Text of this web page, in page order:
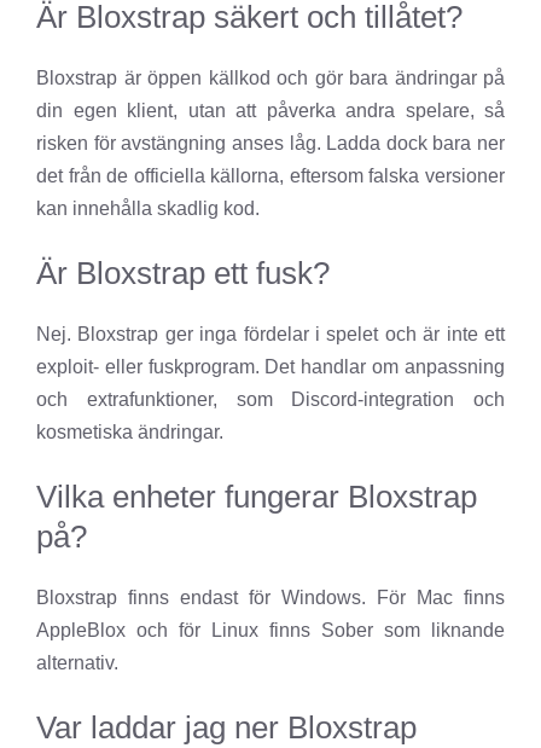
Är Bloxstrap säkert och tillåtet?
Bloxstrap är öppen källkod och gör bara ändringar på
din egen klient, utan att påverka andra spelare, så
risken för avstängning anses låg. Ladda dock bara ner
det från de officiella källorna, eftersom falska versioner
kan innehålla skadlig kod.
Är Bloxstrap ett fusk?
Nej. Bloxstrap ger inga fördelar i spelet och är inte ett
exploit- eller fuskprogram. Det handlar om anpassning
och extrafunktioner, som Discord-integration och
kosmetiska ändringar.
Vilka enheter fungerar Bloxstrap
på?
Bloxstrap finns endast för Windows. För Mac finns
AppleBlox och för Linux finns Sober som liknande
alternativ.
Var laddar jag ner Bloxstrap